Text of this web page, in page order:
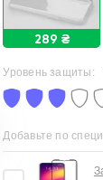
289 ₴
Уровень защиты:
Добавьте по